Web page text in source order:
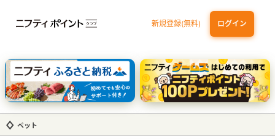
新規登録(無料) ログイン
dカード GOLD 三井住友カード ゴールド（NL）（家族カード発行）
【実質初月無料】DMM | Disney+(ディズニープラス) セットプラン
SBI証券 確定拠出年金（iDeCo）
ペット